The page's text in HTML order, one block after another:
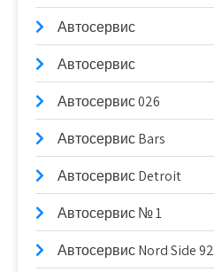
Автосервис
Автосервис
Автосервис 026
Автосервис Bars
Автосервис Detroit
Автосервис № 1
Автосервис Nord Side 92